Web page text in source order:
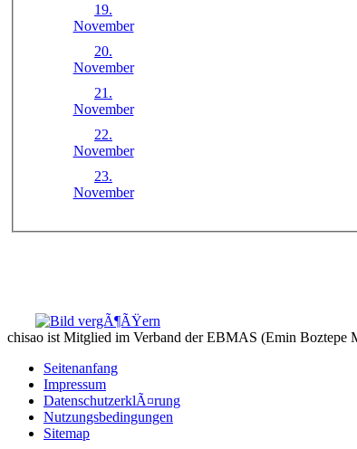
19.
November
20.
November
21.
November
22.
November
23.
November
chisao ist Mitglied im Verband der EBMAS (Emin Boztepe
Seitenanfang
Impressum
DatenschutzerklÃ¤rung
Nutzungsbedingungen
Sitemap